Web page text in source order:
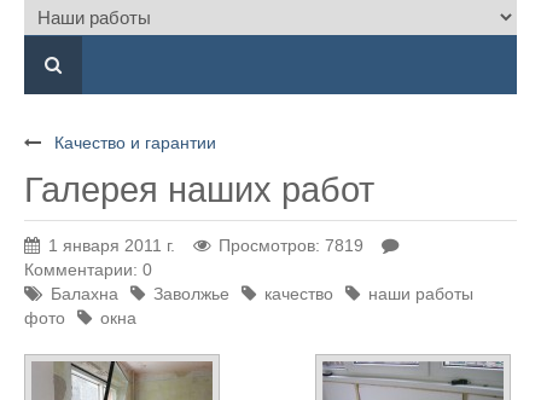
Качество и гарантии
Галерея наших работ
1 января 2011 г.
Просмотров: 7819
Комментарии: 0
Балахна
Заволжье качество
наши работы
фото
окна